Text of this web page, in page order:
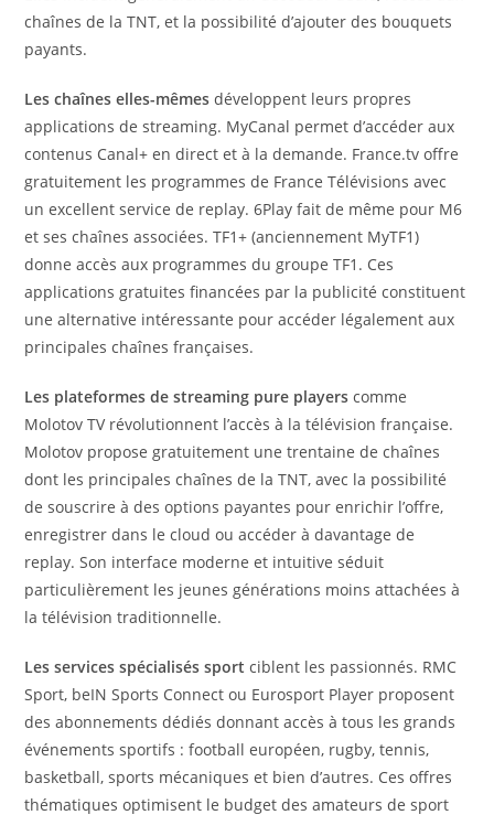
chaînes de la TNT, et la possibilité d’ajouter des bouquets
payants.
Les chaînes elles-mêmes développent leurs propres
applications de streaming. MyCanal permet d’accéder aux
contenus Canal+ en direct et à la demande. France.tv offre
gratuitement les programmes de France Télévisions avec
un excellent service de replay. 6Play fait de même pour M6
et ses chaînes associées. TF1+ (anciennement MyTF1)
donne accès aux programmes du groupe TF1. Ces
applications gratuites financées par la publicité constituent
une alternative intéressante pour accéder légalement aux
principales chaînes françaises.
Les plateformes de streaming pure players comme
Molotov TV révolutionnent l’accès à la télévision française.
Molotov propose gratuitement une trentaine de chaînes
dont les principales chaînes de la TNT, avec la possibilité
de souscrire à des options payantes pour enrichir l’offre,
enregistrer dans le cloud ou accéder à davantage de
replay. Son interface moderne et intuitive séduit
particulièrement les jeunes générations moins attachées à
la télévision traditionnelle.
Les services spécialisés sport ciblent les passionnés. RMC
Sport, beIN Sports Connect ou Eurosport Player proposent
des abonnements dédiés donnant accès à tous les grands
événements sportifs : football européen, rugby, tennis,
basketball, sports mécaniques et bien d’autres. Ces offres
thématiques optimisent le budget des amateurs de sport